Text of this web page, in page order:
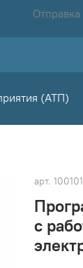
(АТП)
арт. 100101
с